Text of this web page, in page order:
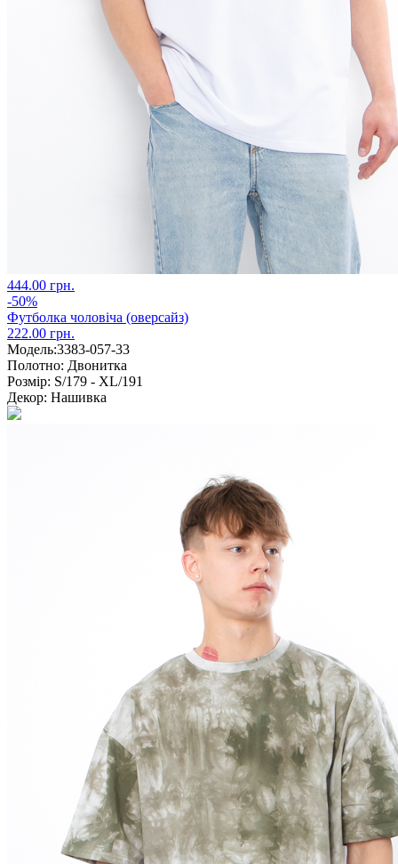
444.00 грн.
-50%
Футболка чоловіча (оверсайз)
222.00 грн.
Модель:3383-057-33
Полотно: Двонитка
Розмір: S/179 - XL/191
Декор: Нашивка